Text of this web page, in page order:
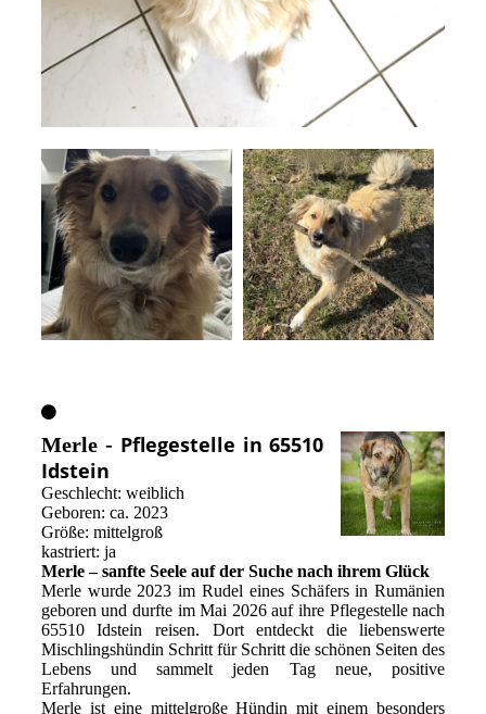
Merle - Pflegestelle in 65510
Idstein
Geschlecht: weiblich
Geboren: ca. 2023
Größe: mittelgroß
kastriert: ja
Merle – sanfte Seele auf der Suche nach ihrem Glück
Merle wurde 2023 im Rudel eines Schäfers in Rumänien
geboren und durfte im Mai 2026 auf ihre Pflegestelle nach
65510 Idstein reisen. Dort entdeckt die liebenswerte
Mischlingshündin Schritt für Schritt die schönen Seiten des
Lebens und sammelt jeden Tag neue, positive
Erfahrungen.
Merle ist eine mittelgroße Hündin mit einem besonders